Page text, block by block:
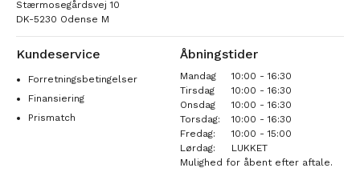
Stærmosegårdsvej 10
DK-5230 Odense M
Kundeservice
Forretningsbetingelser
Finansiering
Prismatch
Åbningstider
Mandag
10:00 - 16:30
Tirsdag
10:00 - 16:30
Onsdag
10:00 - 16:30
Torsdag:
10:00 - 16:30
Fredag:
10:00 - 15:00
Lørdag:
LUKKET
Mulighed for åbent efter aftale.